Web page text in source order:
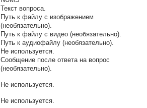
Текст вопроса.
Путь к файлу с изображением
(необязательно).
Путь к файлу с видео (необязательно).
Путь к аудиофайлу (необязательно).
Не используется.
Сообщение после ответа на вопрос
(необязательно).
Не используется.
Не используется.